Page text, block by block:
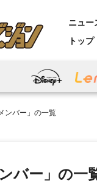
ニュー
トップ
ンバー」の一覧
バー」の一